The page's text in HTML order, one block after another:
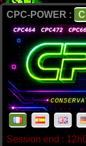
CPC-POWER :
Session end :